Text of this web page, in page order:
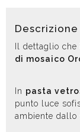
Descrizione
Il dettaglio che
di mosaico
In pasta
punto luce
ambiente dallo